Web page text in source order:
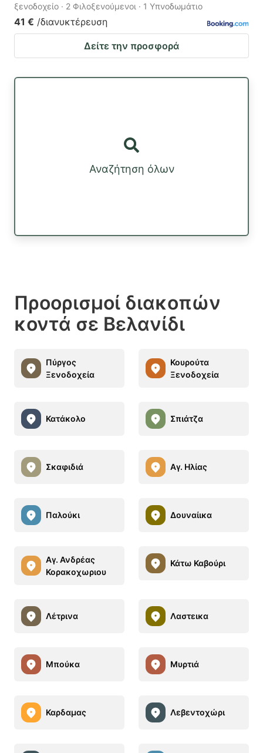
ξενοδοχείο · 2 Φιλοξενούμενοι · 1 Υπνοδωμάτιο
41 € /διανυκτέρευση
Δείτε την προσφορά
Αναζήτηση όλων
Προορισμοί διακοπών
κοντά σε Βελανίδι
Πύργος
Ξενοδοχεία
Κουρούτα
Ξενοδοχεία
Κατάκολο Σπιάτζα
Σκαφιδιά Αγ. Ηλίας
Παλούκι Δουναίικα
Αγ. Ανδρέας
Κορακοχωριου
Κάτω Καβούρι
Λέτρινα Λαστεικα
Μπούκα Μυρτιά
Καρδαμας Λεβεντοχώρι